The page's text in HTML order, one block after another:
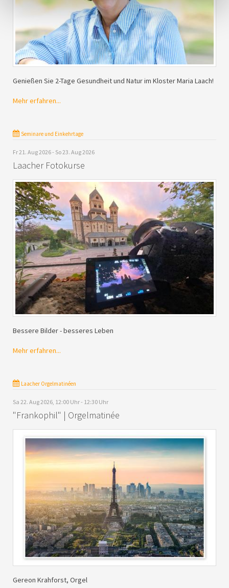
Genießen Sie 2-Tage Gesundheit und Natur im Kloster Maria Laach!
Mehr erfahren...
Seminare und Einkehrtage
Fr 21. Aug 2026 - So 23. Aug 2026
Laacher Fotokurse
Bessere Bilder - besseres Leben
Mehr erfahren...
Laacher Orgelmatinéen
Sa 22. Aug 2026, 12:00 Uhr - 12:30 Uhr
"Frankophil" | Orgelmatinée
Gereon Krahforst, Orgel